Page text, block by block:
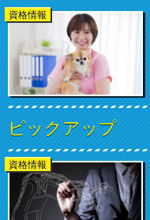
資格情報
ピックアップ
資格情報